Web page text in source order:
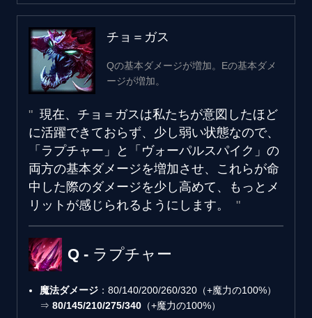
チョ＝ガス
Qの基本ダメージが増加。Eの基本ダメ
ージが増加。
現在、チョ＝ガスは私たちが意図したほど
に活躍できておらず、少し弱い状態なので、
「ラプチャー」と「ヴォーパルスパイク」の
両方の基本ダメージを増加させ、これらが命
中した際のダメージを少し高めて、もっとメ
リットが感じられるようにします。
Q - ラプチャー
魔法ダメージ ：80/140/200/260/320（+魔力の100%）
⇒ 80/145/210/275/340 （+魔力の100%）